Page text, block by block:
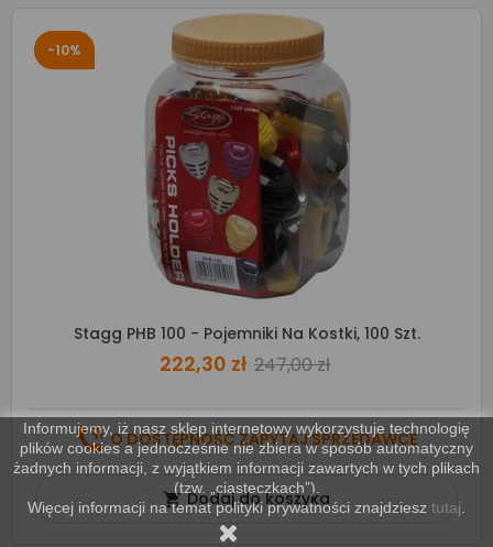
Informujemy, iż nasz sklep internetowy wykorzystuje technologię
plików cookies a jednocześnie nie zbiera w sposób automatyczny
żadnych informacji, z wyjątkiem informacji zawartych w tych plikach
(tzw. „ciasteczkach”).
Więcej informacji na temat polityki prywatności znajdziesz tutaj
-10%
Stagg PHB 100 - Pojemniki Na Kostki, 100 Szt.
222,30 zł 247,00 zł
O DOSTĘPNOŚĆ ZAPYTAJ SPRZEDAWCĘ
 Dodaj do koszyka